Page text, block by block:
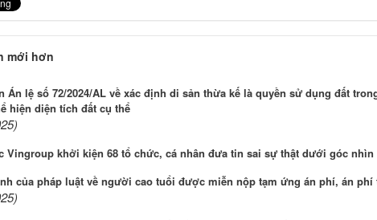
mới hơn
Án lệ số 72/2024/AL về xác định di sản thừa kế là quyền sử dụng đất
hiện diện tích đất cụ thể
Vingroup khởi kiện 68 tổ chức, cá nhân đưa tin sai sự thật dưới góc nhìn
của pháp luật về người cao tuổi được miễn nộp tạm ứng án phí, án